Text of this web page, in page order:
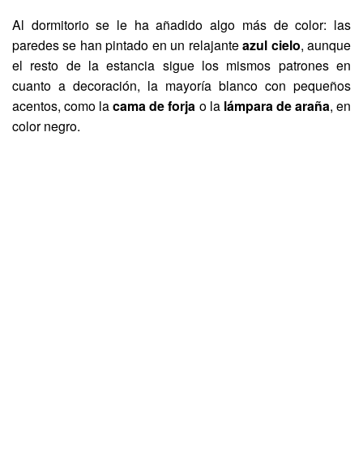
Al dormitorio se le ha añadido algo más de color: las
paredes se han pintado en un relajanteazul cielo, aunque
el resto de la estancia sigue los mismos patrones en
cuanto a decoración, la mayoría blanco con pequeños
acentos, como lacama de forja o la lámpara de araña, en
color negro.